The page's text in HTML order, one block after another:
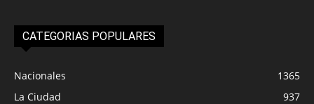
CATEGORIAS POPULARES
Nacionales
1365
La Ciudad
937